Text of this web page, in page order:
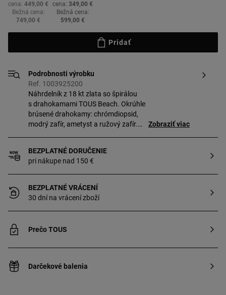
cena: 449,00 €
Bežná cena:
749,00 €
cena: 349,00 €
Bežná cena:
599,00 €
Pridať
Podrobnosti výrobku
Ref. 1003925200
Náhrdelník z 18 kt zlata so špirálou
s drahokamami TOUS Beach. Okrúhle
brúsené drahokamy: chrómdiopsid,
modrý zafír, ametyst a ružový zafír.
45 cm. Zapínanie na pérový krúžok.
Zobraziť viac
BEZPLATNÉ DORUČENIE
pri nákupe nad 150 €
BEZPLATNÉ VRÁCENÍ
30 dní na vrácení zboží
Prečo TOUS
Darčekové balenia